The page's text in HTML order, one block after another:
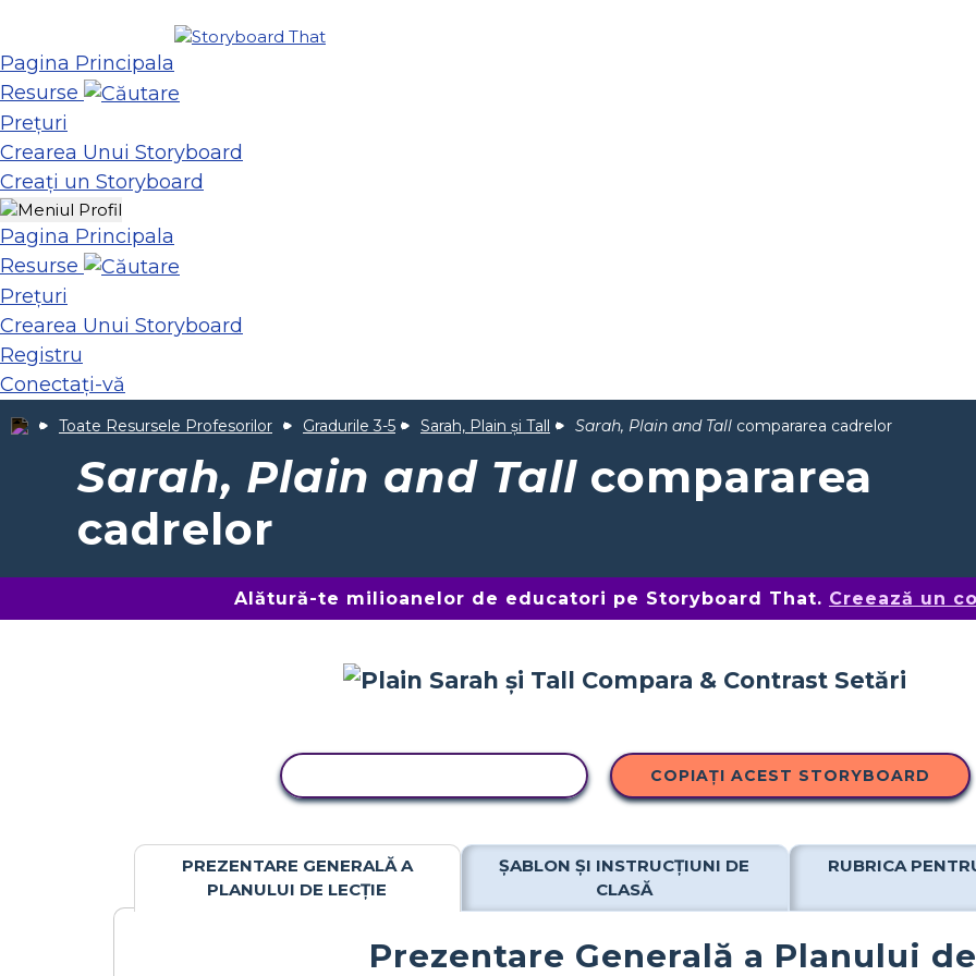
Pagina Principala
Resurse
Prețuri
Crearea Unui Storyboard
Creați un Storyboard
Pagina Principala
Resurse
Prețuri
Crearea Unui Storyboard
Registru
Conectați-vă
Toate Resursele Profesorilor Gradurile 3-5 Sarah, Plain și Tall Sarah, Plain and Tall compararea cadrelor
Sarah, Plain and Tall compararea
cadrelor
Alătură-te milioanelor de educatori pe Storyboard That. Creează un
COPIAȚI ACEST STORYBOARD
PREZENTARE GENERALĂ A
PLANULUI DE LECȚIE
ȘABLON ȘI INSTRUCȚIUNI DE
CLASĂ
RUBRICA
Prezentare Generală a Planului